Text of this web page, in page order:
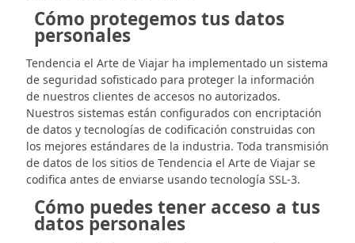
Cómo protegemos tus datos
personales
Tendencia el Arte de Viajar ha implementado un sistema
de seguridad sofisticado para proteger la información
de nuestros clientes de accesos no autorizados.
Nuestros sistemas están configurados con encriptación
de datos y tecnologías de codificación construidas con
los mejores estándares de la industria. Toda transmisión
de datos de los sitios de Tendencia el Arte de Viajar se
codifica antes de enviarse usando tecnología SSL-3.
Cómo puedes tener acceso a tus
datos personales